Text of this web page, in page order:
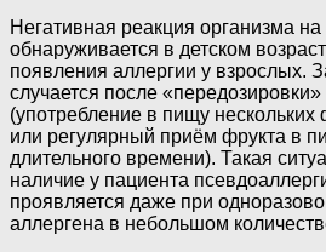
Негативная реакция организма
обнаруживается в детском
появления аллергии у взрослых.
случается после
(употребление в пищу нескольких
или регулярный приём фрукта в
длительного времени). Такая
наличие у пациента
проявляется даже при
аллергена в небольшом